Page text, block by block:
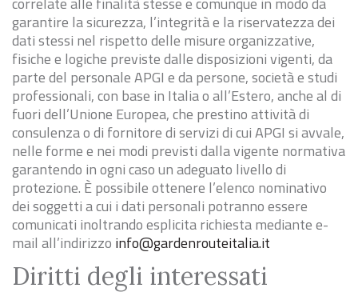
garantire la sicurezza, l’integrità e la riservatezza dei
dati stessi nel rispetto delle misure organizzative,
fisiche e logiche previste dalle disposizioni vigenti, da
parte del personale APGI e da persone, società e studi
professionali, con base in Italia o all’Estero, anche al di
fuori dell’Unione Europea, che prestino attività di
consulenza o di fornitore di servizi di cui APGI si avvale,
nelle forme e nei modi previsti dalla vigente normativa
garantendo in ogni caso un adeguato livello di
protezione. È possibile ottenere l’elenco nominativo
dei soggetti a cui i dati personali potranno essere
comunicati inoltrando esplicita richiesta mediante e-
mail all’indirizzo info@gardenrouteitalia.it
Diritti degli interessati